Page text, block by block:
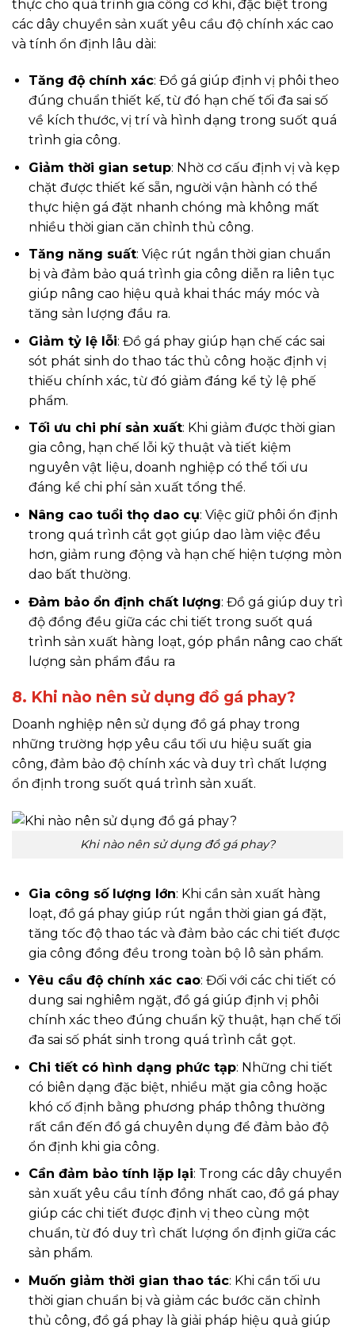
thực cho quá trình gia công cơ khí, đặc biệt trong
các dây chuyền sản xuất yêu cầu độ chính xác cao
và tính ổn định lâu dài:
Tăng độ chính xác: Đồ gá giúp định vị phôi theo
đúng chuẩn thiết kế, từ đó hạn chế tối đa sai số
về kích thước, vị trí và hình dạng trong suốt quá
trình gia công.
Giảm thời gian setup: Nhờ cơ cấu định vị và kẹp
chặt được thiết kế sẵn, người vận hành có thể
thực hiện gá đặt nhanh chóng mà không mất
nhiều thời gian căn chỉnh thủ công.
Tăng năng suất: Việc rút ngắn thời gian chuẩn
bị và đảm bảo quá trình gia công diễn ra liên tục
giúp nâng cao hiệu quả khai thác máy móc và
tăng sản lượng đầu ra.
Giảm tỷ lệ lỗi: Đồ gá phay giúp hạn chế các sai
sót phát sinh do thao tác thủ công hoặc định vị
thiếu chính xác, từ đó giảm đáng kể tỷ lệ phế
phẩm.
Tối ưu chi phí sản xuất: Khi giảm được thời gian
gia công, hạn chế lỗi kỹ thuật và tiết kiệm
nguyên vật liệu, doanh nghiệp có thể tối ưu
đáng kể chi phí sản xuất tổng thể.
Nâng cao tuổi thọ dao cụ: Việc giữ phôi ổn định
trong quá trình cắt gọt giúp dao làm việc đều
hơn, giảm rung động và hạn chế hiện tượng mòn
dao bất thường.
Đảm bảo ổn định chất lượng: Đồ gá giúp duy trì
độ đồng đều giữa các chi tiết trong suốt quá
trình sản xuất hàng loạt, góp phần nâng cao chất
lượng sản phẩm đầu ra
8. Khi nào nên sử dụng đồ gá phay?
Doanh nghiệp nên sử dụng đồ gá phay trong
những trường hợp yêu cầu tối ưu hiệu suất gia
công, đảm bảo độ chính xác và duy trì chất lượng
ổn định trong suốt quá trình sản xuất.
Khi nào nên sử dụng đồ gá phay?
Gia công số lượng lớn: Khi cần sản xuất hàng
loạt, đồ gá phay giúp rút ngắn thời gian gá đặt,
tăng tốc độ thao tác và đảm bảo các chi tiết được
gia công đồng đều trong toàn bộ lô sản phẩm.
Yêu cầu độ chính xác cao: Đối với các chi tiết có
dung sai nghiêm ngặt, đồ gá giúp định vị phôi
chính xác theo đúng chuẩn kỹ thuật, hạn chế tối
đa sai số phát sinh trong quá trình cắt gọt.
Chi tiết có hình dạng phức tạp: Những chi tiết
có biên dạng đặc biệt, nhiều mặt gia công hoặc
khó cố định bằng phương pháp thông thường
rất cần đến đồ gá chuyên dụng để đảm bảo độ
ổn định khi gia công.
Cần đảm bảo tính lặp lại: Trong các dây chuyền
sản xuất yêu cầu tính đồng nhất cao, đồ gá phay
giúp các chi tiết được định vị theo cùng một
chuẩn, từ đó duy trì chất lượng ổn định giữa các
sản phẩm.
Muốn giảm thời gian thao tác: Khi cần tối ưu
thời gian chuẩn bị và giảm các bước căn chỉnh
thủ công, đồ gá phay là giải pháp hiệu quả giúp